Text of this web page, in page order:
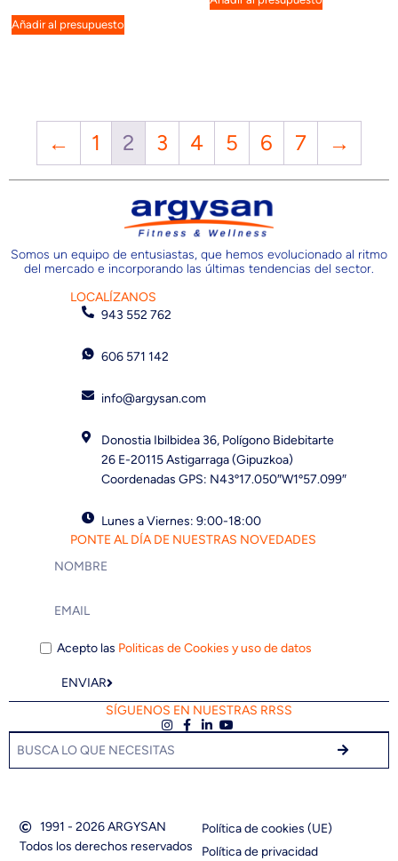
Añadir al presupuesto
← 1 2 3 4 5 6 7 →
Somos un equipo de entusiastas, que hemos evolucionado al ritmo
del mercado e incorporando las últimas tendencias del sector.
LOCALÍZANOS
943 552 762
606 571 142
info@argysan.com
Donostia Ibilbidea 36, Polígono Bidebitarte
26 E-20115 Astigarraga (Gipuzkoa)
Coordenadas GPS: N43º17.050″W1º57.099″
Lunes a Viernes: 9:00-18:00
PONTE AL DÍA DE NUESTRAS NOVEDADES
Acepto las Politicas de Cookies y uso de datos
ENVIAR
SÍGUENOS EN NUESTRAS RRSS
1991 - 2026 ARGYSAN
Todos los derechos reservados
Política de cookies (UE)
Política de privacidad